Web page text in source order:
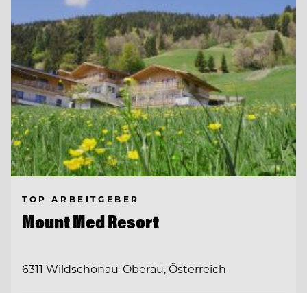
TOP ARBEITGEBER
Mount Med Resort
6311 Wildschönau-Oberau, Österreich